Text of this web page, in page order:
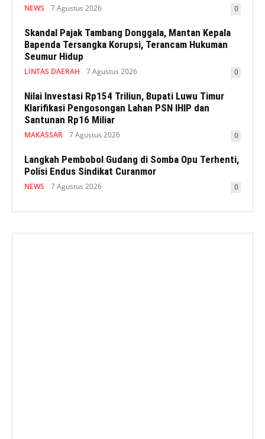
NEWS 7 Agustus 2026 0
Skandal Pajak Tambang Donggala, Mantan Kepala
Bapenda Tersangka Korupsi, Terancam Hukuman
Seumur Hidup
LINTAS DAERAH 7 Agustus 2026 0
Nilai Investasi Rp154 Triliun, Bupati Luwu Timur
Klarifikasi Pengosongan Lahan PSN IHIP dan
Santunan Rp16 Miliar
MAKASSAR 7 Agustus 2026 0
Langkah Pembobol Gudang di Somba Opu Terhenti,
Polisi Endus Sindikat Curanmor
NEWS 7 Agustus 2026 0